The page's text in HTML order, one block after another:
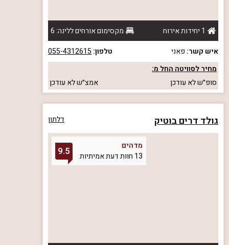
1 יחידות אירוח
מקסימום אורחים ללינה: 6
איש קשר: פאני טלפון: 055-4312615
מחיר לסוויטה החל מ:
סופ״שלא עודכן אמצ״שלא עודכן
גולד דרים בוטיק דלתון
מדהים
13 חוות דעת אמיתיות
9.5